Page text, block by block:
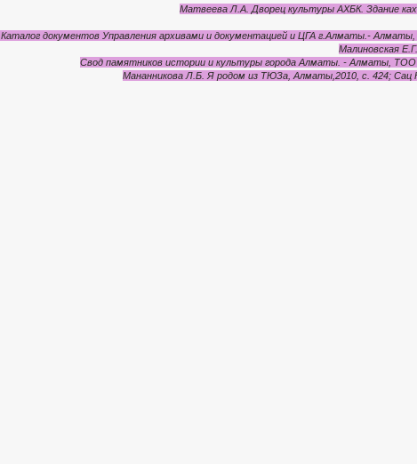
Матвеева Л.А. Дворец культуры АХБК. Здание
.Каталог документов Управления архивами и документацией и ЦГА г.Алматы.- Алматы,
Малиновская
Свод памятников истории и культуры города Алматы. - Алматы, ТОО
Мананникова Л.Б. Я родом из ТЮЗа, Алматы,2010, с. 424; Сац